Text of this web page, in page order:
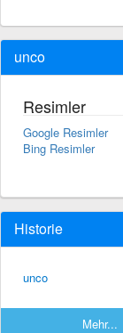
unco
Resimler
Google Resimler
Bing Resimler
Historie
unco
Mehr...